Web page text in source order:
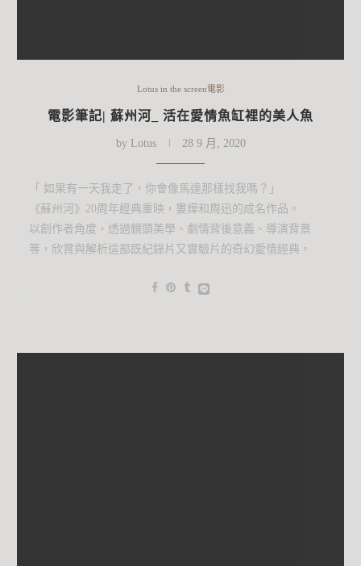
Lotus in the screen電影
電影筆記| 蘇州河_ 活在愛情魚缸裡的美人魚
by Lotus 28 9 月, 2020
「 如果有一天我走了，你會像馬達那樣找我嗎？」
《蘇州河》20周年經典重映，婁燁和周迅的成名作品。
以創作者角度，透過鏡頭美學、劇情背後意義、導演背景
等，欣賞與解析這部既紀錄片又實驗片的奇幻愛情經典。